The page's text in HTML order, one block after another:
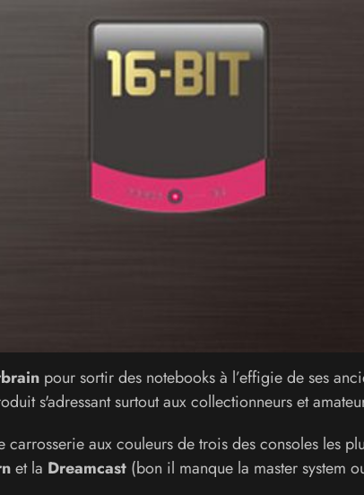
pour sortir des notebooks à l’effigie de ses
s'adressant surtout aux collectionneurs et
carrosserie aux couleurs de trois des consoles les
et la Dreamcast (bon il manque la master system